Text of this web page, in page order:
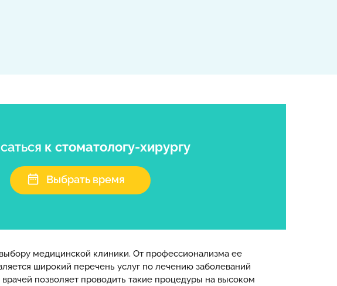
к стоматологу-хирургу
Выбрать время
медицинской клиники. От профессионализма ее
широкий перечень услуг по лечению заболеваний
позволяет проводить такие процедуры на высоком